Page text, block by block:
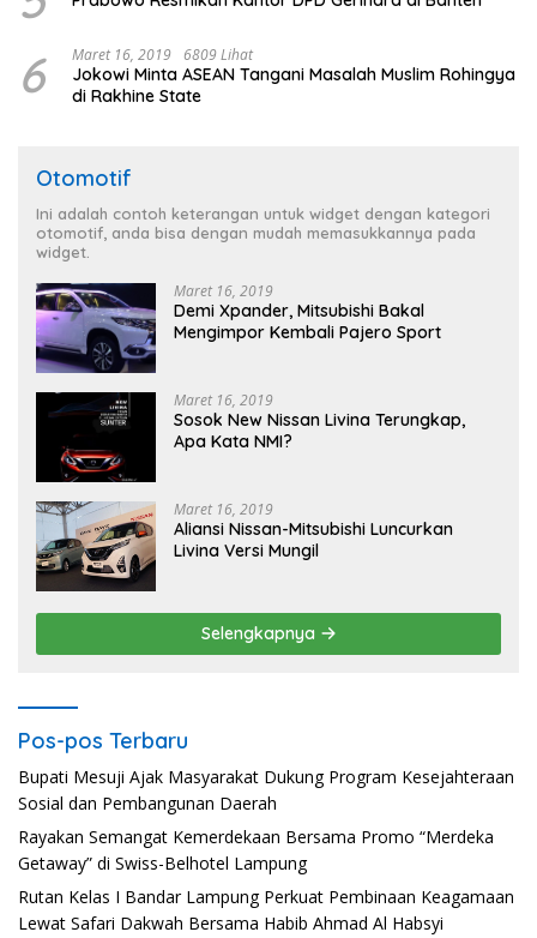
6 Maret 16, 2019 6809 Lihat
Jokowi Minta ASEAN Tangani Masalah Muslim Rohingya
di Rakhine State
Otomotif
Ini adalah contoh keterangan untuk widget dengan kategori
otomotif, anda bisa dengan mudah memasukkannya pada
widget.
Maret 16, 2019
Demi Xpander, Mitsubishi Bakal
Mengimpor Kembali Pajero Sport
Maret 16, 2019
Sosok New Nissan Livina Terungkap,
Apa Kata NMI?
Maret 16, 2019
Aliansi Nissan-Mitsubishi Luncurkan
Livina Versi Mungil
Selengkapnya
Pos-pos Terbaru
Bupati Mesuji Ajak Masyarakat Dukung Program Kesejahteraan
Sosial dan Pembangunan Daerah
Rayakan Semangat Kemerdekaan Bersama Promo “Merdeka
Getaway” di Swiss-Belhotel Lampung
Rutan Kelas I Bandar Lampung Perkuat Pembinaan Keagamaan
Lewat Safari Dakwah Bersama Habib Ahmad Al Habsyi